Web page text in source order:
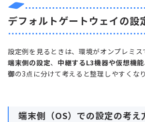
デフォルトゲートウェイの設
設定例を見るときは、環境がオンプレミス
端末側の設定、 中継するL3機器や仮想機能
御の3点に分けて考えると整理しやすくなり
端末側（OS）での設定の考え